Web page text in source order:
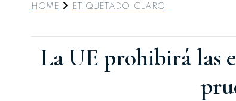
HOME ETIQUETADO-CLARO
La UE prohibirá las